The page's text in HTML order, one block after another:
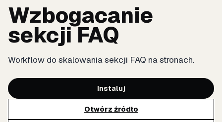
Wzbogacanie
sekcji FAQ
Workflow do skalowania sekcji FAQ na stronach.
Instaluj
Otwórz źródło